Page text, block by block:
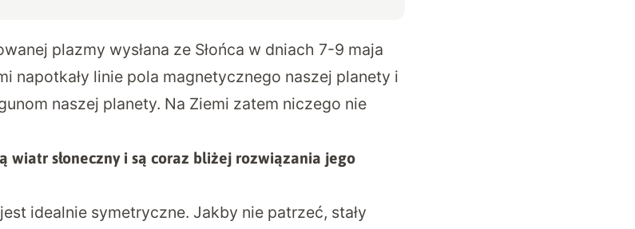
plazmy wysłana ze Słońca w dniach 7-9 maja
napotkały linie pola magnetycznego naszej planety i
naszej planety. Na Ziemi zatem niczego nie
wiatr słoneczny i są coraz bliżej rozwiązania jego
idealnie symetryczne. Jakby nie patrzeć, stały